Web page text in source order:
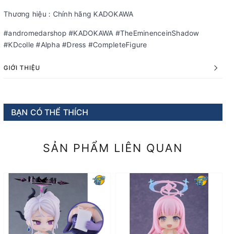
Thương hiệu : Chính hãng KADOKAWA
#andromedarshop #KADOKAWA #TheEminenceinShadow
#KDcolle #Alpha #Dress #CompleteFigure
GIỚI THIỆU
BẠN CÓ THỂ THÍCH
SẢN PHẨM LIÊN QUAN